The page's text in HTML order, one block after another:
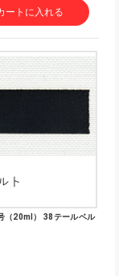
ートに入れる
（20ml） 38テールベル